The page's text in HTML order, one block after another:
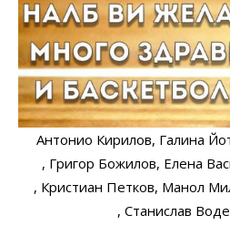
Антонио Кирилов, Галина
, Григор Божилов, Елена
, Кристиан Петков, Манол
, Станислав